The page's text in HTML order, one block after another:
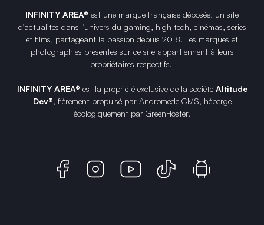
INFINITY AREA® est une marque française déposée, un site
d'actualités dans l'univers du gaming, high tech, cinémas, séries
et films, partageant la passion depuis 2018. Les marques et
photographies présentes sur ce site appartiennent à leurs
propriétaires respectifs.
INFINITY AREA® est la propriété exclusive de la société Altitude
Dev®, fièrement propulsé par Andromede CMS, hébergé
écologiquement par GreenHoster.